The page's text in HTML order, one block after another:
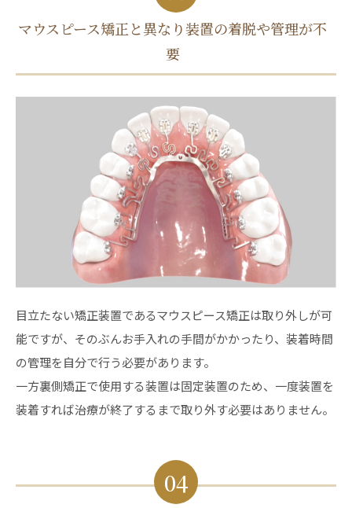
マウスピース矯正と異なり装置の着脱や管理が不
要
目立たない矯正装置であるマウスピース矯正は取り外しが可
能ですが、そのぶんお手入れの手間がかかったり、装着時間
の管理を自分で行う必要があります。
一方裏側矯正で使用する装置は固定装置のため、一度装置を
装着すれば治療が終了するまで取り外す必要はありません。
04